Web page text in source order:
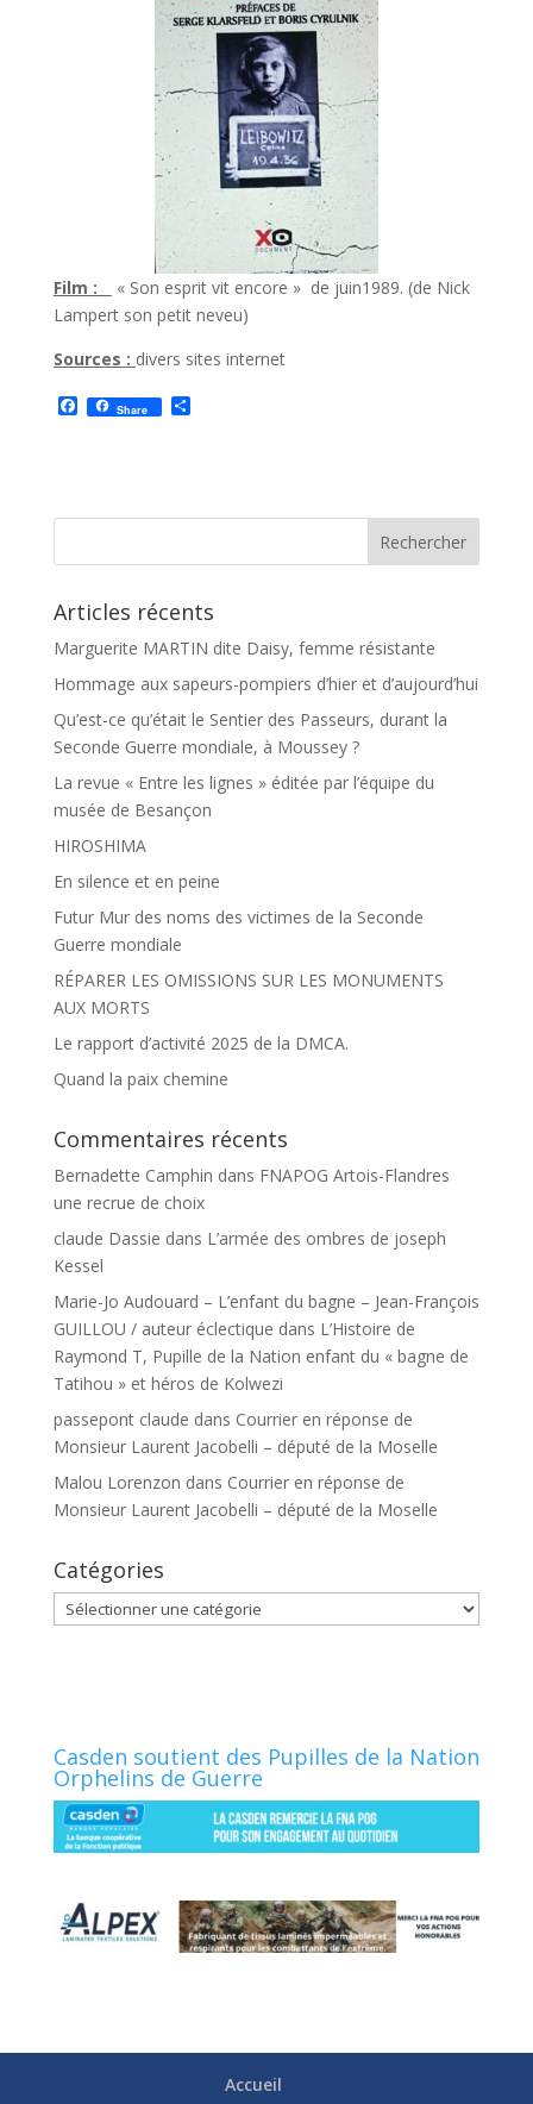
Film :
« Son esprit vit encore » de juin1989. (de Nick
Lampert son petit neveu)
Sources : divers sites internet
F
a
o
Share P
e
Articles récents
Marguerite MARTIN dite Daisy, femme résistante
Hommage aux sapeurs-pompiers d’hier et d’aujourd’hui
Qu’est-ce qu’était le Sentier des Passeurs, durant la
Seconde Guerre mondiale, à Moussey ?
La revue « Entre les lignes » éditée par l’équipe du
musée de Besançon
HIROSHIMA
En silence et en peine
Futur Mur des noms des victimes de la Seconde
Guerre mondiale
RÉPARER LES OMISSIONS SUR LES MONUMENTS
AUX MORTS
Le rapport d’activité 2025 de la DMCA.
Quand la paix chemine
Commentaires récents
Bernadette Camphin dans FNAPOG Artois-Flandres
une recrue de choix
claude Dassie dans L’armée des ombres de joseph
Kessel
Marie-Jo Audouard – L’enfant du bagne – Jean-François
GUILLOU / auteur éclectique dans L’Histoire de
Raymond T, Pupille de la Nation enfant du « bagne de
Tatihou » et héros de Kolwezi
passepont claude dans Courrier en réponse de
Monsieur Laurent Jacobelli – député de la Moselle
Malou Lorenzon dans Courrier en réponse de
Monsieur Laurent Jacobelli – député de la Moselle
Catégories
Catégories
Casden soutient des Pupilles de la Nation
Orphelins de Guerre
Accueil